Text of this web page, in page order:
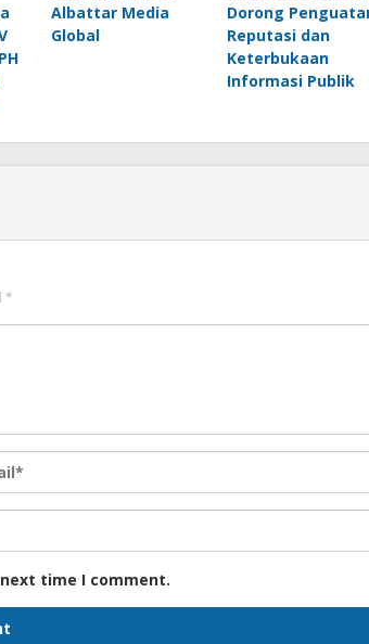
Albattar Media
Global
Dorong
Reputasi dan
Keterbukaan
Informasi Publik
*
time I comment.